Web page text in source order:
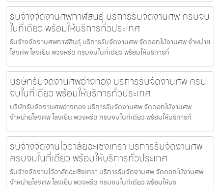
รับจ้างจัดงานศพกาฬสินธุ์ บริการรับจัดงานศพ ครบจบ
ในที่เดียว พร้อมให้บริการทั่วประเทศ
รับจ้างจัดงานศพกาฬสินธุ์ บริการรับจัดงานศพ จัดดอกไม้งานศพ จำหน่าย
โลงศพ โลงเย็น พวงหรีด ครบจบในที่เดียว พร้อมให้บริการทั่
บริษัทรับจัดงานศพอ่างทอง บริการรับจัดงานศพ ครบ
จบในที่เดียว พร้อมให้บริการทั่วประเทศ
บริษัทรับจัดงานศพอ่างทอง บริการรับจัดงานศพ จัดดอกไม้งานศพ
จำหน่ายโลงศพ โลงเย็น พวงหรีด ครบจบในที่เดียว พร้อมให้บริการทั่
รับจ้างจัดงานไว้อาลัยฉะเชิงเทรา บริการรับจัดงานศพ
ครบจบในที่เดียว พร้อมให้บริการทั่วประเทศ
รับจ้างจัดงานไว้อาลัยฉะเชิงเทรา บริการรับจัดงานศพ จัดดอกไม้งานศพ
จำหน่ายโลงศพ โลงเย็น พวงหรีด ครบจบในที่เดียว พร้อมให้บร